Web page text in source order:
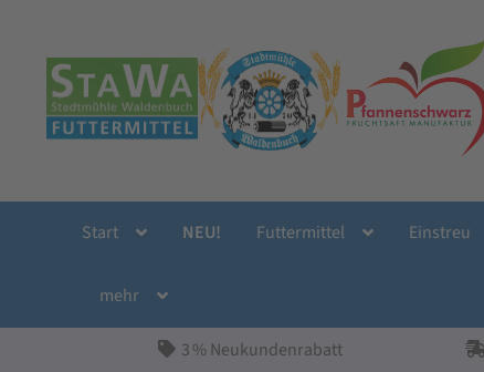
Navigation
springen
Inhalt
springen
Start NEU! Futtermittel Einstreu
mehr
3 % Neukundenrabatt